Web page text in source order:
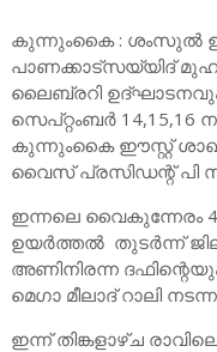
കുന്നുംകൈ : ശംസുൽ
പാണക്കാട്സയ്യിദ്
ലൈബ്രറി
സെപ്റ്റംബർ 14,15,16
കുന്നുംകൈ ഈസ്റ്റ് ശാഖ
വൈസ് പ്രസിഡന്റ് പി
ഇന്നലെ വൈകുന്നേരം
ഉയർത്തൽ തുടർന്ന്
അണിനിരന്ന
മെഗാ മീലാദ് റാലി
ഇന്ന് തിങ്കളാഴ്ച